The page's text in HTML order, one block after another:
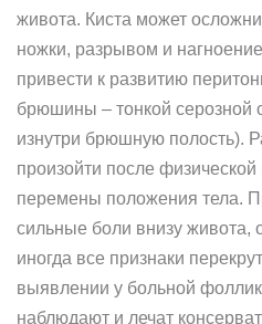
живота. Киста может
ножки, разрывом и
привести к развитию
брюшины – тонкой серозной
изнутри брюшную полость).
произойти после физической
перемены положения тела.
сильные боли внизу живота,
иногда все признаки
выявлении у больной
наблюдают и лечат